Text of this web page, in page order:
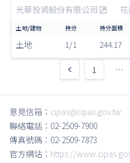
光華投資股份有限公司
土地 1/1 244.17
1 …
意見信箱： cipas@cipas.gov.tw
聯絡電話：02-2509-7900
傳真號碼：02-2509-7873
官方網站： https://